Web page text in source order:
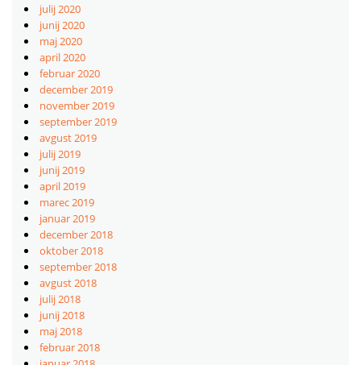
julij 2020
junij 2020
maj 2020
april 2020
februar 2020
december 2019
november 2019
september 2019
avgust 2019
julij 2019
junij 2019
april 2019
marec 2019
januar 2019
december 2018
oktober 2018
september 2018
avgust 2018
julij 2018
junij 2018
maj 2018
februar 2018